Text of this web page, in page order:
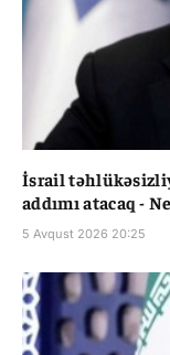
İsrail
addımı atacaq -
5 Avqust 2026 20:25